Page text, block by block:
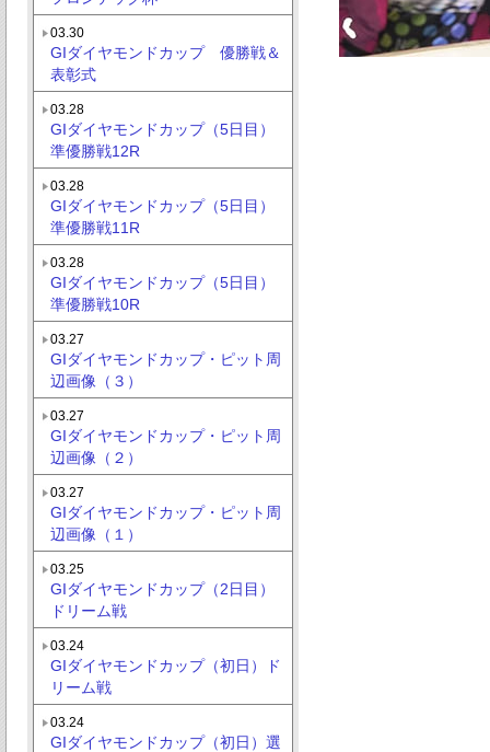
03.30
GIダイヤモンドカップ 優勝戦＆
表彰式
03.28
GIダイヤモンドカップ（5日目）
準優勝戦12R
03.28
GIダイヤモンドカップ（5日目）
準優勝戦11R
03.28
GIダイヤモンドカップ（5日目）
準優勝戦10R
03.27
GIダイヤモンドカップ・ピット周
辺画像（３）
03.27
GIダイヤモンドカップ・ピット周
辺画像（２）
03.27
GIダイヤモンドカップ・ピット周
辺画像（１）
03.25
GIダイヤモンドカップ（2日目）
ドリーム戦
03.24
GIダイヤモンドカップ（初日）ド
リーム戦
03.24
GIダイヤモンドカップ（初日）選